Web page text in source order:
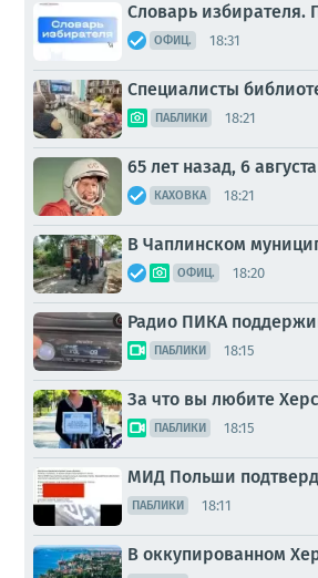
Словарь избирателя.
ОФИЦ. 18:31
Специалисты
ПАБЛИКИ 18:21
65 лет назад, 6
КАХОВКА 18:21
В Чаплинском
ОФИЦ. 18:20
Радио ПИКА
ПАБЛИКИ 18:15
За что вы любите
ПАБЛИКИ 18:15
МИД Польши
ПАБЛИКИ 18:11
В оккупированном